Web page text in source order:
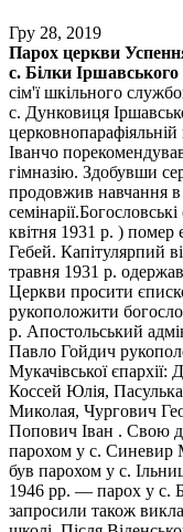
Гру 28, 2019
Парох церкви
с. Білки Іршавського
сім'ї шкільного
с. Дунковиця
Іванчо
гімназію. Здобувши
продовжив навчання в
квітня 1931 р. ) помер
Гебей. Капітулярпий
травня 1931 р. одержав
Церкви просити
рукоположити
р. Апостольський
Павло Гойдич
Мукачівської
Коссей Юлія,
Миколая, Чургович
Попович Іван . Свою
парохом у с. Синевир
був парохом у с.
1946 рр. — парох у с.
запросили також